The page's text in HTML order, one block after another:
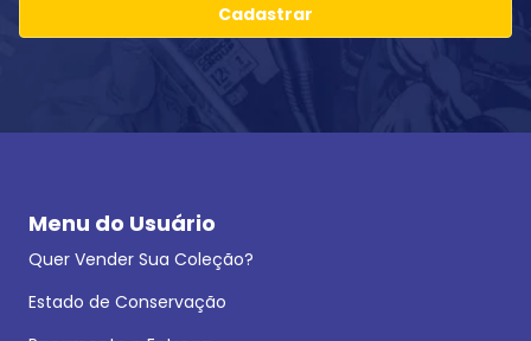
Cadastrar
Menu do Usuário
Quer Vender Sua Coleção?
Estado de Conservação